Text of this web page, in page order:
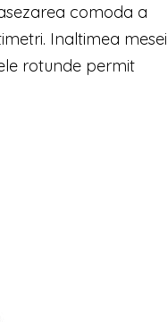
comoda a
Inaltimea mesei
rotunde permit